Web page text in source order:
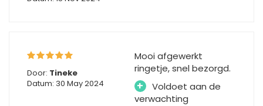
Door: Tineke
Datum: 30 May 2024
Mooi afgewerkt
ringetje, snel bezorgd.
+
Voldoet aan de
verwachting